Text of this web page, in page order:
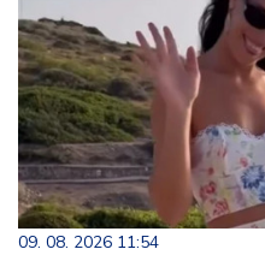
09. 08. 2026 11:54